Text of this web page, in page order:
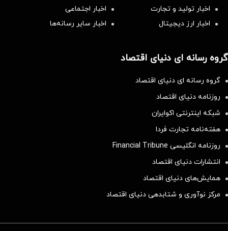
اخبار تولید و تجارت
اخبار اجتماعی
اخبار ارز دیجیتال
اخبار سایر رسانه‌‌ها
گروه رسانه ای دنیای اقتصاد
گروه رسانه ای دنیای اقتصاد
روزنامه دنیای اقتصاد
شبکه اینترنتی اکوایران
هفته‌نامه تجارت فردا
روزنامه انگلیسی Financial Tribune
انتشارات دنیای اقتصاد
همایش‌های دنیای اقتصاد
مرکز نوآوری و شتابدهی دنیای اقتصاد